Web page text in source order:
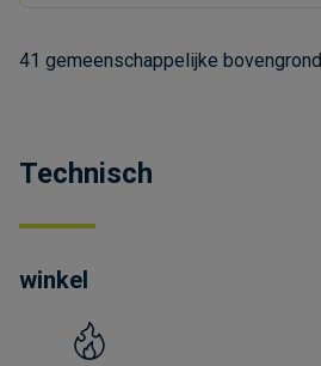
41 gemeenschappelijke
Technisch
winkel